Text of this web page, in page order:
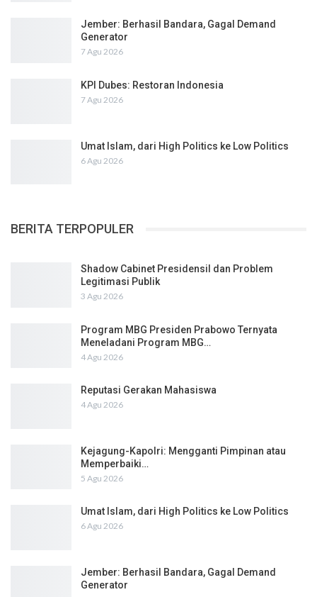
Jember: Berhasil Bandara, Gagal Demand
Generator
7 Agu 2026
KPI Dubes: Restoran Indonesia
7 Agu 2026
Umat Islam, dari High Politics ke Low Politics
6 Agu 2026
BERITA TERPOPULER
Shadow Cabinet Presidensil dan Problem
Legitimasi Publik
3 Agu 2026
Program MBG Presiden Prabowo Ternyata
Meneladani Program MBG…
4 Agu 2026
Reputasi Gerakan Mahasiswa
4 Agu 2026
Kejagung-Kapolri: Mengganti Pimpinan atau
Memperbaiki…
5 Agu 2026
Umat Islam, dari High Politics ke Low Politics
6 Agu 2026
Jember: Berhasil Bandara, Gagal Demand
Generator